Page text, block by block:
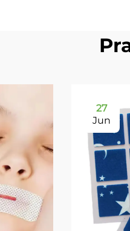
27
Jun